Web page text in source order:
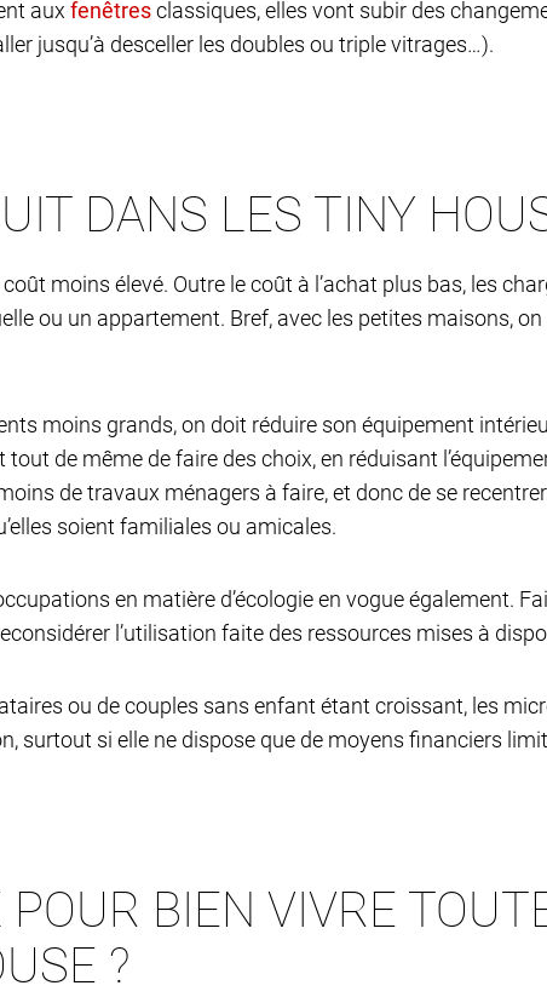
aux
classiques, elles vont subir des
jusqu’à desceller les doubles ou triple vitrages…).
DANS LES TINY
moins élevé. Outre le coût à l’achat plus bas, les
ou un appartement. Bref, avec les petites maisons,
moins grands, on doit réduire son équipement
de même de faire des choix, en réduisant
de travaux ménagers à faire, et donc de se
soient familiales ou amicales.
en matière d’écologie en vogue également.
l’utilisation faite des ressources mises à
ou de couples sans enfant étant croissant, les
surtout si elle ne dispose que de moyens financiers
BIEN VIVRE
?